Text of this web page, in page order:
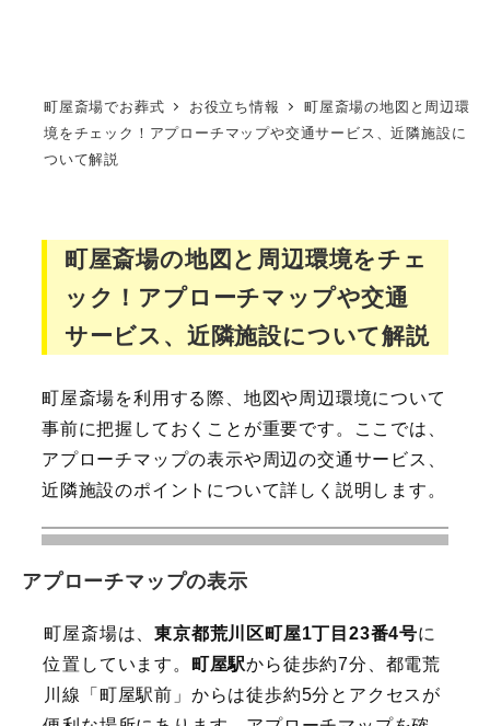
町屋斎場でお葬式 お役立ち情報
町屋斎場の地図と周辺環
境をチェック！アプローチマップや交通サービス、近隣施設に
ついて解説
町屋斎場の地図と周辺環境をチェ
ック！アプローチマップや交通
サービス、近隣施設について解説
町屋斎場を利用する際、地図や周辺環境について
事前に把握しておくことが重要です。ここでは、
アプローチマップの表示や周辺の交通サービス、
近隣施設のポイントについて詳しく説明します。
アプローチマップの表示
町屋斎場は、東京都荒川区町屋1丁目23番4号に
位置しています。 町屋駅から徒歩約7分、都電荒
川線「町屋駅前」からは徒歩約5分とアクセスが